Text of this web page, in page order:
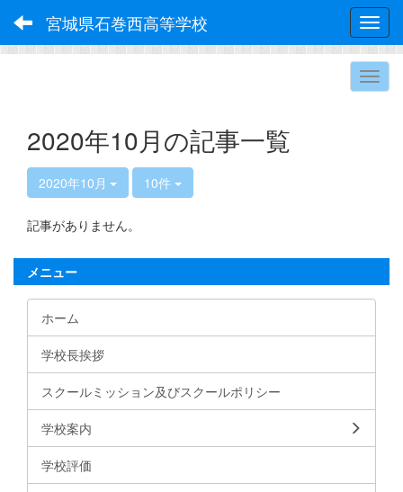
宮城県石巻西高等学校
2020年10月の記事一覧
2020年10月 10件
記事がありません。
メニュー
ホーム
学校長挨拶
スクールミッション及びスクールポリシー
学校案内
学校評価